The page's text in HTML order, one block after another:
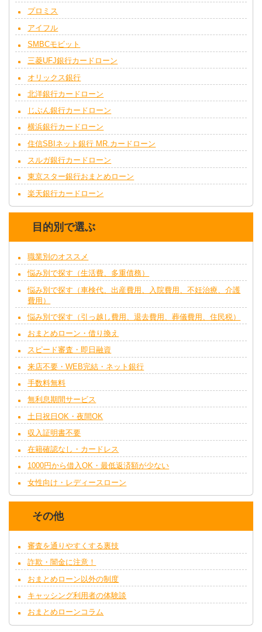
プロミス
アイフル
SMBCモビット
三菱UFJ銀行カードローン
オリックス銀行
北洋銀行カードローン
じぶん銀行カードローン
横浜銀行カードローン
住信SBIネット銀行 MR.カードローン
スルガ銀行カードローン
東京スター銀行おまとめローン
楽天銀行カードローン
目的別で選ぶ
職業別のオススメ
悩み別で探す（生活費、多重債務）
悩み別で探す（車検代、出産費用、入院費用、不妊治療、介護
費用）
悩み別で探す（引っ越し費用、退去費用、葬儀費用、住民税）
おまとめローン・借り換え
スピード審査・即日融資
来店不要・WEB完結・ネット銀行
手数料無料
無利息期間サービス
土日祝日OK・夜間OK
収入証明書不要
在籍確認なし・カードレス
1000円から借入OK・最低返済額が少ない
女性向け・レディースローン
その他
審査を通りやすくする裏技
詐欺・闇金に注意！
おまとめローン以外の制度
キャッシング利用者の体験談
おまとめローンコラム